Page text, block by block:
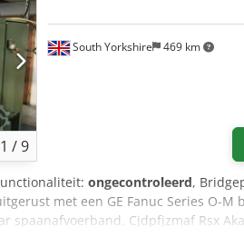
1 /9
South Yorkshire 469 km
ongecontroleerd,
met een GE Fanuc Series O-M
spaanafvoerband. Cjdpfjzmaf Rsx